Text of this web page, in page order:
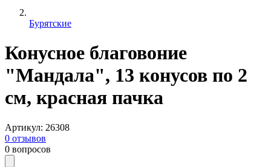
Бурятские
Конусное благовоние
"Мандала", 13 конусов по 2
см, красная пачка
Артикул: 26308
0 отзывов
0 вопросов